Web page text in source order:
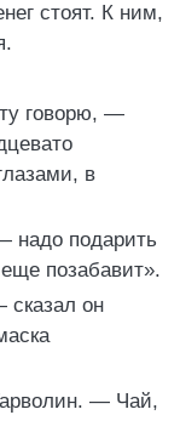
стоят. К ним,
говорю, —
в
подарить
позабавит».
он
— Чай,